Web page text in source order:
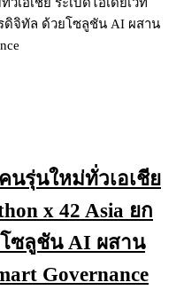
รุ่นใหม่ทั่วเอเชีย
x 42 Asia ยก
ซลูชัน AI ผสาน
Governance